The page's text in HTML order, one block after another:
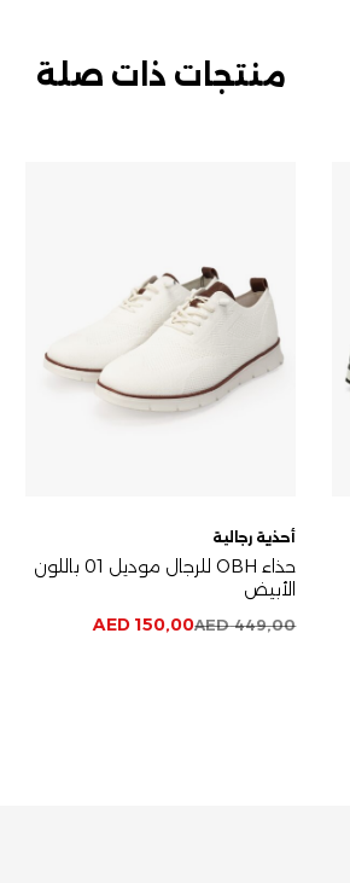
منتجات ذات صلة
أحذية رجالية
حذاء OBH للرجال موديل 01 باللون
الأبيض
AED449,00
AED 150,00